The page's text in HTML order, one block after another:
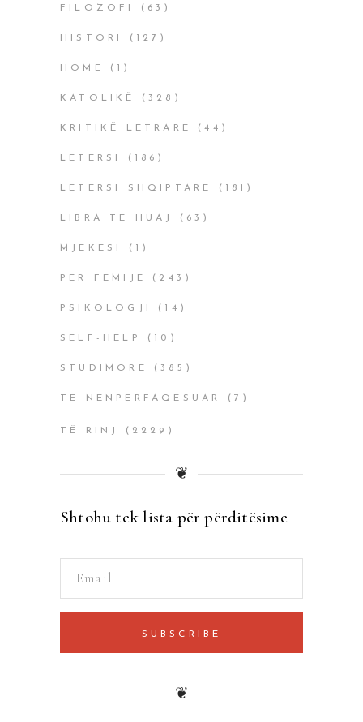
FILOZOFI (63)
HISTORI (127)
HOME (1)
KATOLIKË (328)
KRITIKË LETRARE (44)
LETËRSI (186)
LETËRSI SHQIPTARE (181)
LIBRA TË HUAJ (63)
MJEKËSI (1)
PËR FËMIJË (243)
PSIKOLOGJI (14)
SELF-HELP (10)
STUDIMORË (385)
TË NËNPËRFAQËSUAR (7)
TË RINJ (2229)
❦
Shtohu tek lista për përditësime
SUBSCRIBE
❦